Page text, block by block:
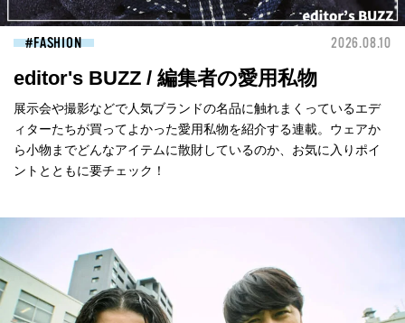
FASHION 2026.08.10
editor's BUZZ / 編集者の愛用私物
展示会や撮影などで人気ブランドの名品に触れまくっているエデ
ィターたちが買ってよかった愛用私物を紹介する連載。ウェアか
ら小物までどんなアイテムに散財しているのか、お気に入りポイ
ントとともに要チェック！